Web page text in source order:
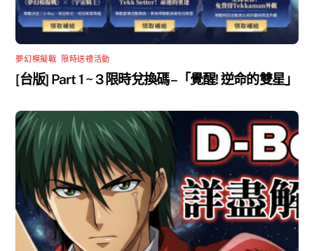
夢幻模擬戰 限時送禮活動
[台版] Part 1 ~ 3 限時兌換碼 –「覺醒! 逆命的雙星」